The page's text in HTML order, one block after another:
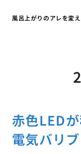
風呂上がりのアレを変
赤色LED
電気バリ